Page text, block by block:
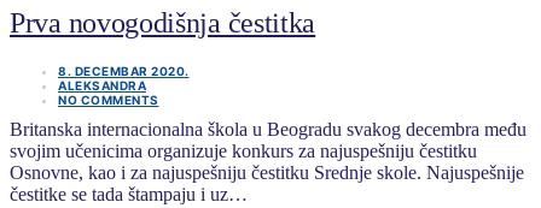
Prva novogodišnja čestitka
8. DECEMBAR 2020.
ALEKSANDRA
NO COMMENTS
Britanska internacionalna škola u Beogradu svakog decembra među
svojim učenicima organizuje konkurs za najuspešniju čestitku
Osnovne, kao i za najuspešniju čestitku Srednje skole. Najuspešnije
čestitke se tada štampaju i uz…